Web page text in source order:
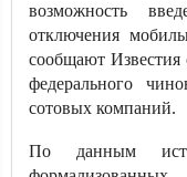
возможность
отключения
сообщают Известия
федерального
сотовых компаний.
По данным